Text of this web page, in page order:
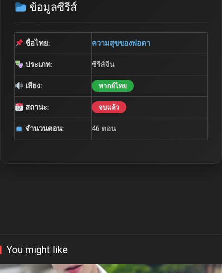
ข้อมูลซีรีส์
ชื่อไทย: ความสุขของพ่อตา
ประเภท: ซีรีส์จีน
เสียง: พากย์ไทย
สถานะ: จบแล้ว
จำนวนตอน: 46 ตอน
You might like